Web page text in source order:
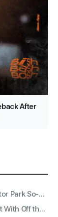
After
Kim Mi-jo Directs Thriller “Conclave,” Actor Park So-dam Joins the Barrier-Free Version
Lee Dae-hwi Confirms Exclusive Contract With Off the Record Under Wakeone, Kicks Off Solo Act Two as an All-Rounder